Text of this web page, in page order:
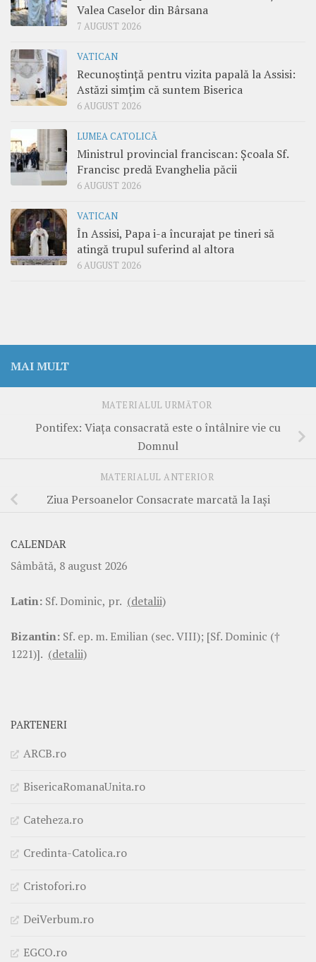
Valea Caselor din Bârsana
7 AUGUST 2026
VATICAN
Recunoștință pentru vizita papală la Assisi:
Astăzi simțim că suntem Biserica
6 AUGUST 2026
LUMEA CATOLICĂ
Ministrul provincial franciscan: Școala Sf.
Francisc predă Evanghelia păcii
6 AUGUST 2026
VATICAN
În Assisi, Papa i-a încurajat pe tineri să
atingă trupul suferind al altora
6 AUGUST 2026
MAI MULT
MATERIALUL URMĂTOR
Pontifex: Viața consacrată este o întâlnire vie cu
Domnul
MATERIALUL ANTERIOR
Ziua Persoanelor Consacrate marcată la Iași
CALENDAR
Sâmbătă, 8 august 2026
Latin: Sf. Dominic, pr. (detalii)
Bizantin: Sf. ep. m. Emilian (sec. VIII); [Sf. Dominic (†
1221)]. (detalii)
PARTENERI
ARCB.ro
BisericaRomanaUnita.ro
Cateheza.ro
Credinta-Catolica.ro
Cristofori.ro
DeiVerbum.ro
EGCO.ro